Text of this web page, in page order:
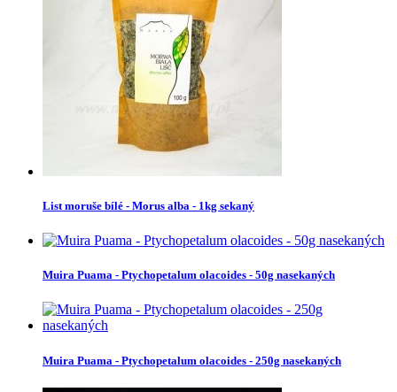
List moruše bílé - Morus alba - 1kg sekaný
Muira Puama - Ptychopetalum olacoides - 50g nasekaných
Muira Puama - Ptychopetalum olacoides - 250g nasekaných